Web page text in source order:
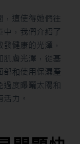
，這使得她們往
中，我們介紹了
健康的光澤，
肌膚光澤，從基
部和使用保濕產
過度曝曬太陽和
力。